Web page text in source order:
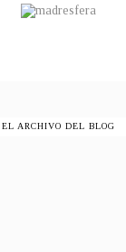
EL ARCHIVO DEL BLOG